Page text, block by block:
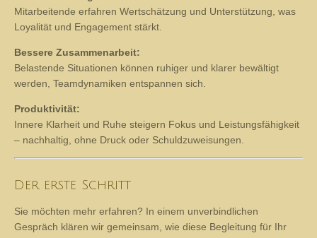
Ausfälle.
Höhere Bindung:
Mitarbeitende erfahren Wertschätzung und Unterstützung, was
Loyalität und Engagement stärkt.
Bessere Zusammenarbeit:
Belastende Situationen können ruhiger und klarer bewältigt
werden, Teamdynamiken entspannen sich.
Produktivität:
Innere Klarheit und Ruhe steigern Fokus und Leistungsfähigkeit
– nachhaltig, ohne Druck oder Schuldzuweisungen.
Der erste Schritt